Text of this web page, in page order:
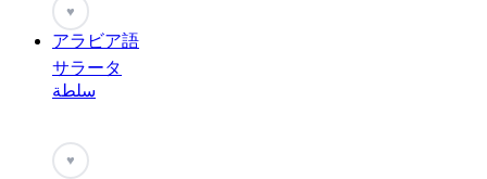
♥
アラビア語
サラータ
سلطة
♥